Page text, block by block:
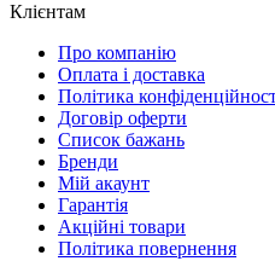
Клієнтам
Про компанію
Оплата і доставка
Політика
Договір оферти
Список бажань
Бренди
Мій акаунт
Гарантія
Акційні товари
Політика повернення